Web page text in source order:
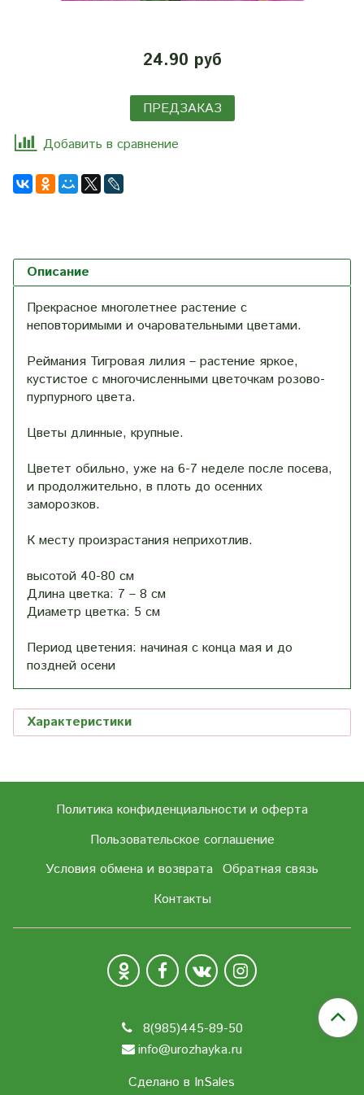
24.90 руб
ПРЕДЗАКАЗ
Добавить в сравнение
Описание
Прекрасное многолетнее растение с
неповторимыми и очаровательными цветами.
Реймания Тигровая лилия – растение яркое,
кустистое с многочисленными цветочкам розово-
пурпурного цвета.
Цветы длинные, крупные.
Цветет обильно, уже на 6-7 неделе после посева,
и продолжительно, в плоть до осенних
заморозков.
К месту произрастания неприхотлив.
высотой 40-80 см
Длина цветка: 7 – 8 см
Диаметр цветка: 5 см
Период цветения: начиная с конца мая и до
поздней осени
Характеристики
Политика конфиденциальности и оферта
Пользовательское соглашение
Условия обмена и возврата Обратная связь
Контакты
8(985)445-89-50
info@urozhayka.ru
Сделано в InSales